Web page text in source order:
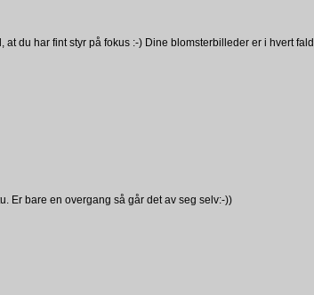
at du har fint styr på fokus :-) Dine blomsterbilleder er i hvert fald
Er bare en overgang så går det av seg selv:-))